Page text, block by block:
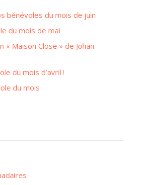
bénévoles du mois de juin
du mois de mai
« Maison Close » de Johan
du mois d’avril !
du mois